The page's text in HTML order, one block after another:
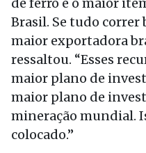
Brasil. Se tudo correr
maior exportadora
ressaltou. “Esses
maior plano de
maior plano de
mineração mundial.
colocado.”